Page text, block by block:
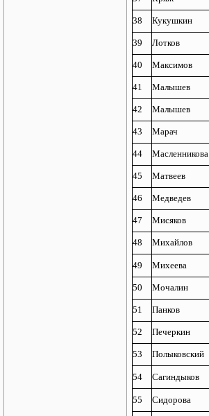
38 Кукушкин
39 Лотков
40 Максимов
41 Малышев
42 Малышев
43 Марач
44 Масленникова
45 Матвеев
46 Медведев
47 Мисяков
48 Михайлов
49 Михеева
50 Мочалин
51 Панков
52 Печеркин
53 Полыковский
54 Сагиндыков
55 Сидорова